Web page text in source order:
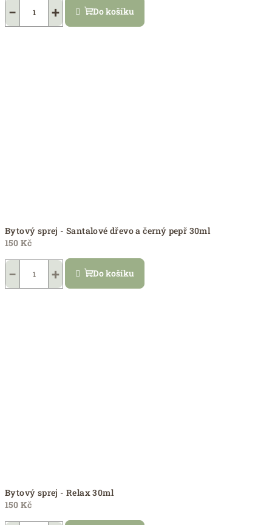
+
− Do košíku
Bytový sprej - Santalové dřevo a černý pepř 30ml
150 Kč
+
− Do košíku
Bytový sprej - Relax 30ml
150 Kč